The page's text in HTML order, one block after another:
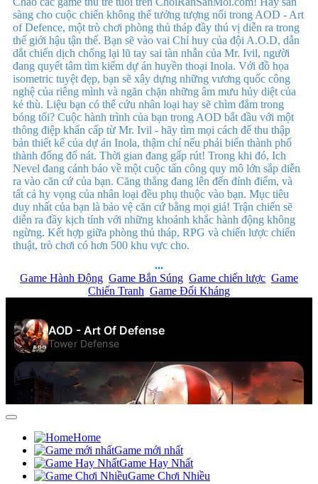
sàng cho cuộc chiến không thể tưởng tượng nổi trong AOD - Art
of Defence, một trò chơi phòng thủ tháp đầy thú vị diễn ra trong
thế giới hậu tận thế. Bạn sẽ vào vai Chỉ huy của đội A.O.D, dẫn
dắt chiến dịch chống lại lũ tay sai tàn nhẫn của Mr. Ivil, người
đang quyết tâm tìm kiếm dự án huyền thoại Inola. Với đồ họa
isometric tuyệt đẹp, bạn sẽ xây dựng những vương quốc công
nghệ của riêng mình và ngăn chặn những âm mưu hủy diệt của
kẻ thù. Liệu bạn có thể cứu nhân loại hay sẽ chìm đắm trong
bóng tối? Cuộc hành trình của bạn trong AOD bắt đầu với một
thông điệp khẩn cấp từ Mr. Ivil - hãy tìm mọi cách để thu thập
bản thiết kế của dự án Inola, thậm chí nếu phải biến thành phố
thành đống đổ nát. Thời gian đang gấp rút! Trong khi đó, Ich
Nevel đang cảnh báo về một cuộc tấn công quy mô lớn sắp diễn
ra vào căn cứ của bạn. Căng thẳng đang lên đến đỉnh điểm, và
tất cả hy vọng của nhân loại đều phụ thuộc vào bạn. Mục tiêu
duy nhất của bạn là bảo vệ căn cứ bằng mọi giá! Trận chiến sẽ
diễn ra đầy kịch tính với những khoảnh khắc hành động không
ngừng. Kết hợp giữa phòng thủ tháp, RPG và chiến lược chiến
thuật, trò chơi có hơn 500 khu vực cho.
...
Game Hành Động Game Bắn Súng Game chiến lược Game
Chiến Tranh Game Đối Kháng
Home
Game mới nhất
Game Hay Nhất
Game Chơi Nhiều